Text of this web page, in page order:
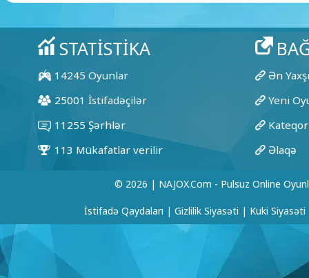
© 2026 | NAJOX.com - Pulsuz Online
İstifadə Qaydaları | Gizlilik Siyasəti | Kuki Siyasəti